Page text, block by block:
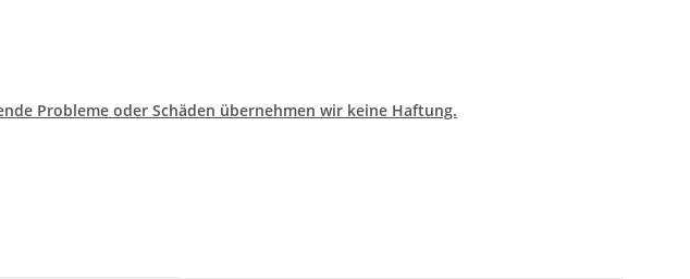
Probleme oder Schäden übernehmen wir keine Haftung.